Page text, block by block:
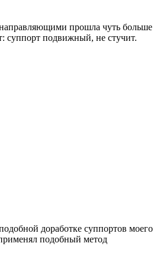
прошла чуть больше
суппорт подвижный, не стучит.
доработке суппортов моего
подобный метод